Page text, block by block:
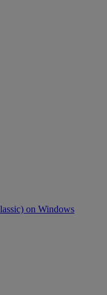
on Windows